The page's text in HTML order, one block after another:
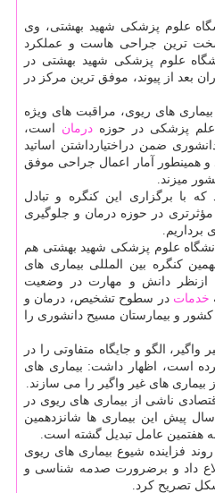
علوم پزشكی شهید بهشتی، وی
سخت ترین جراحی هاست و عملكرد
علوم پزشكی شهید بهشتی در
بعد از پیوند، موفق ترین مركز در
های ریوی، مراقبت های ویژه
علم پزشكی در حوزه درمان است،
ضمن دراختیارداشتن اساتید
همینطور آمار اعمال جراحی موفق
میزند.
كه با برگزاری این كنگره و تبادل
مؤثرتری در حوزه درمان و جلوگیری
برداریم.
علوم پزشكی شهید بهشتی هم
كنگره بین المللی بیماری های
ازنظر دانش و مهارت در وضعیت
خدمات در سطوح تشخیص، درمان و
و بیمارستان مسیح دانشوری را
الگو و جایگاه متفاوتی را در
است، اظهار داشت: بیماری های
های غیر واگیر را می سازند.
ناشی از بیماری های ریوی در
كشور اظهار داشت: حدود ۲۵ سال پیش این بیماری ها شانزدهمین
هفتمین عامل تبدیل گشته است.
فزاینده شیوع بیماری های ریوی
داد و برضرورت صدمه شناسی و
تصریح كرد.